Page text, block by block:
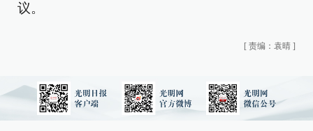
议。
[ 责编：袁晴 ]